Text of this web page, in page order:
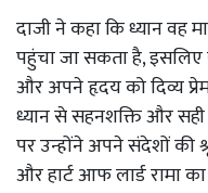
दाजी ने कहा कि ध्यान वह
पहुंचा जा सकता है, इसलिए
और अपने हृदय को दिव्य
ध्यान से सहनशक्ति और
पर उन्होंने अपने संदेशों की
और हार्ट आफ लार्ड रामा